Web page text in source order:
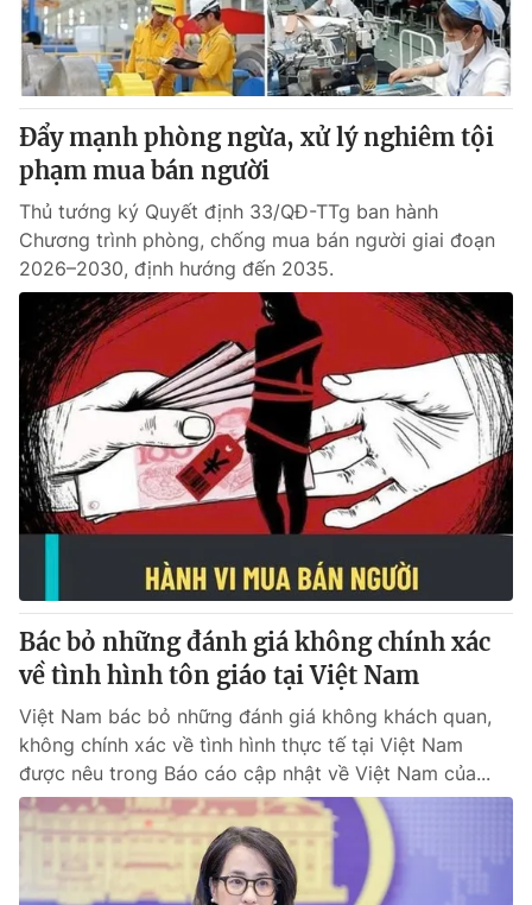
Thị trường
Tư vấn
Lịch phát sóng
Chuyên mục khác
Emagazine Podcast
Photo Infographic
Video Shorts video
VTV Money VTV Thể thao
VTV Sức khoẻ Bất động sản
Thị trường 24h Tấm lòng Việt
Vươn mình bằng AI
VTV9 VTV8
English
THỜI BÁO VTV
Theo dõi báo trên
Đẩy mạnh phòng ngừa, xử lý nghiêm tội
phạm mua bán người
Thủ tướng ký Quyết định 33/QĐ-TTg ban hành
Chương trình phòng, chống mua bán người giai đoạn
2026–2030, định hướng đến 2035.
Bác bỏ những đánh giá không chính xác
về tình hình tôn giáo tại Việt Nam
Việt Nam bác bỏ những đánh giá không khách quan,
không chính xác về tình hình thực tế tại Việt Nam
được nêu trong Báo cáo cập nhật về Việt Nam của...